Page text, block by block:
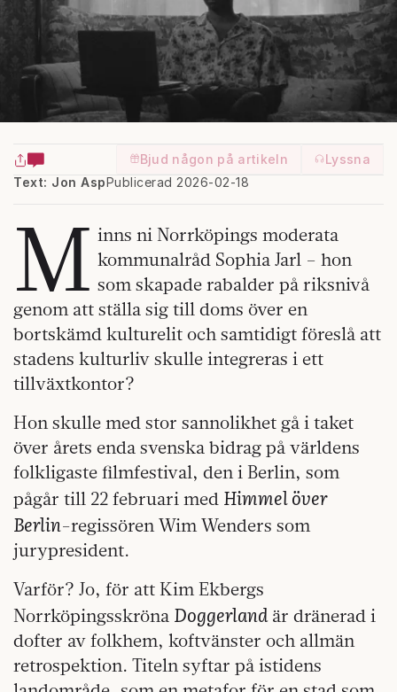
Bjud någon på artikeln
Lyssna
Text: Jon AspPublicerad 2026-02-18
M inns ni Norrköpings moderata
kommunalråd Sophia Jarl – hon
som skapade rabalder på riksnivå
genom att ställa sig till doms över en
bortskämd kulturelit och samtidigt föreslå att
stadens kulturliv skulle integreras i ett
tillväxtkontor?
Hon skulle med stor sannolikhet gå i taket
över årets enda svenska bidrag på världens
folkligaste filmfestival, den i Berlin, som
pågår till 22 februari med Himmel över
Berlin-regissören Wim Wenders som
jurypresident.
Varför? Jo, för att Kim Ekbergs
Norrköpingsskröna Doggerlandär dränerad i
dofter av folkhem, koftvänster och allmän
retrospektion. Titeln syftar på istidens